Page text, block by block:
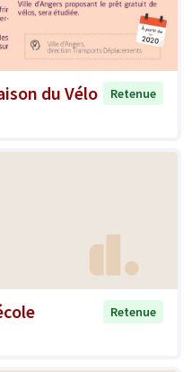
du Vélo
Retenue
Retenue